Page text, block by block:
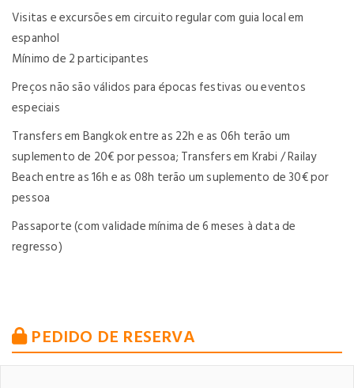
Visitas e excursões em circuito regular com guia local em
espanhol
Mínimo de 2 participantes
Preços não são válidos para épocas festivas ou eventos
especiais
Transfers em Bangkok entre as 22h e as 06h terão um
suplemento de 20€ por pessoa; Transfers em Krabi / Railay
Beach entre as 16h e as 08h terão um suplemento de 30€ por
pessoa
Passaporte (com validade mínima de 6 meses à data de
regresso)
PEDIDO DE RESERVA